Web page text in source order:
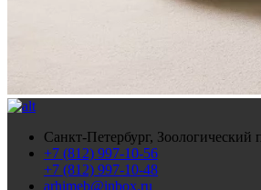
Санкт-Петербург, Зоологический
+7 (812) 997-10-56
+7 (812) 997-10-48
arhimeb@inbox.ru